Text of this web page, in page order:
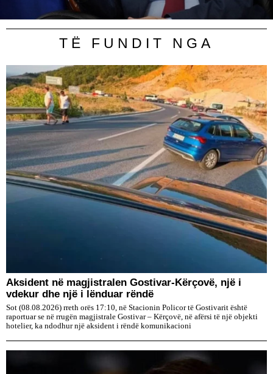
TË FUNDIT NGA
Aksident në magjistralen Gostivar-Kërçovë, një i
vdekur dhe një i lënduar rëndë
Sot (08.08.2026) rreth orës 17:10, në Stacionin Policor të Gostivarit është
raportuar se në rrugën magjistrale Gostivar – Kërçovë, në afërsi të një objekti
hotelier, ka ndodhur një aksident i rëndë komunikacioni